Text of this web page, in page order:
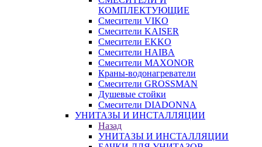
КОМПЛЕКТУЮЩИЕ
Смесители VIKO
Смесители KAISER
Смесители EKKO
Смесители HAIBA
Смесители MAXONOR
Краны-водонагреватели
Смесители GROSSMAN
Душевые стойки
Смесители DIADONNA
УНИТАЗЫ И ИНСТАЛЛЯЦИИ
Назад
УНИТАЗЫ И ИНСТАЛЛЯЦИИ